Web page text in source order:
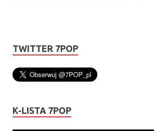
TWITTER 7POP
K-LISTA 7POP